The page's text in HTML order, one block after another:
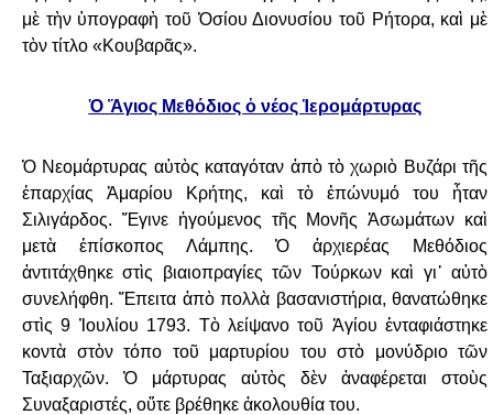
μὲ τὴν ὑπογραφὴ τοῦ Ὁσίου Διονυσίου τοῦ Ρήτορα, καὶ μὲ
τὸν τίτλο «Κουβαρᾶς».
Ὁ Ἅγιος Μεθόδιος ὁ νέος Ἱερομάρτυρας
Ὁ Νεομάρτυρας αὐτὸς καταγόταν ἀπὸ τὸ χωριὸ Βυζάρι τῆς
ἐπαρχίας Ἁμαρίου Κρήτης, καὶ τὸ ἐπώνυμό του ἦταν
Σιλιγάρδος. Ἔγινε ἡγούμενος τῆς Μονῆς Ἀσωμάτων καὶ
μετὰ ἐπίσκοπος Λάμπης. Ὁ ἀρχιερέας Μεθόδιος
ἀντιτάχθηκε στὶς βιαιοπραγίες τῶν Τούρκων καὶ γι᾿ αὐτὸ
συνελήφθη. Ἔπειτα ἀπὸ πολλὰ βασανιστήρια, θανατώθηκε
στὶς 9 Ἰουλίου 1793. Τὸ λείψανο τοῦ Ἁγίου ἐνταφιάστηκε
κοντὰ στὸν τόπο τοῦ μαρτυρίου του στὸ μονύδριο τῶν
Ταξιαρχῶν. Ὁ μάρτυρας αὐτὸς δὲν ἀναφέρεται στοὺς
Συναξαριστές, οὔτε βρέθηκε ἀκολουθία του.